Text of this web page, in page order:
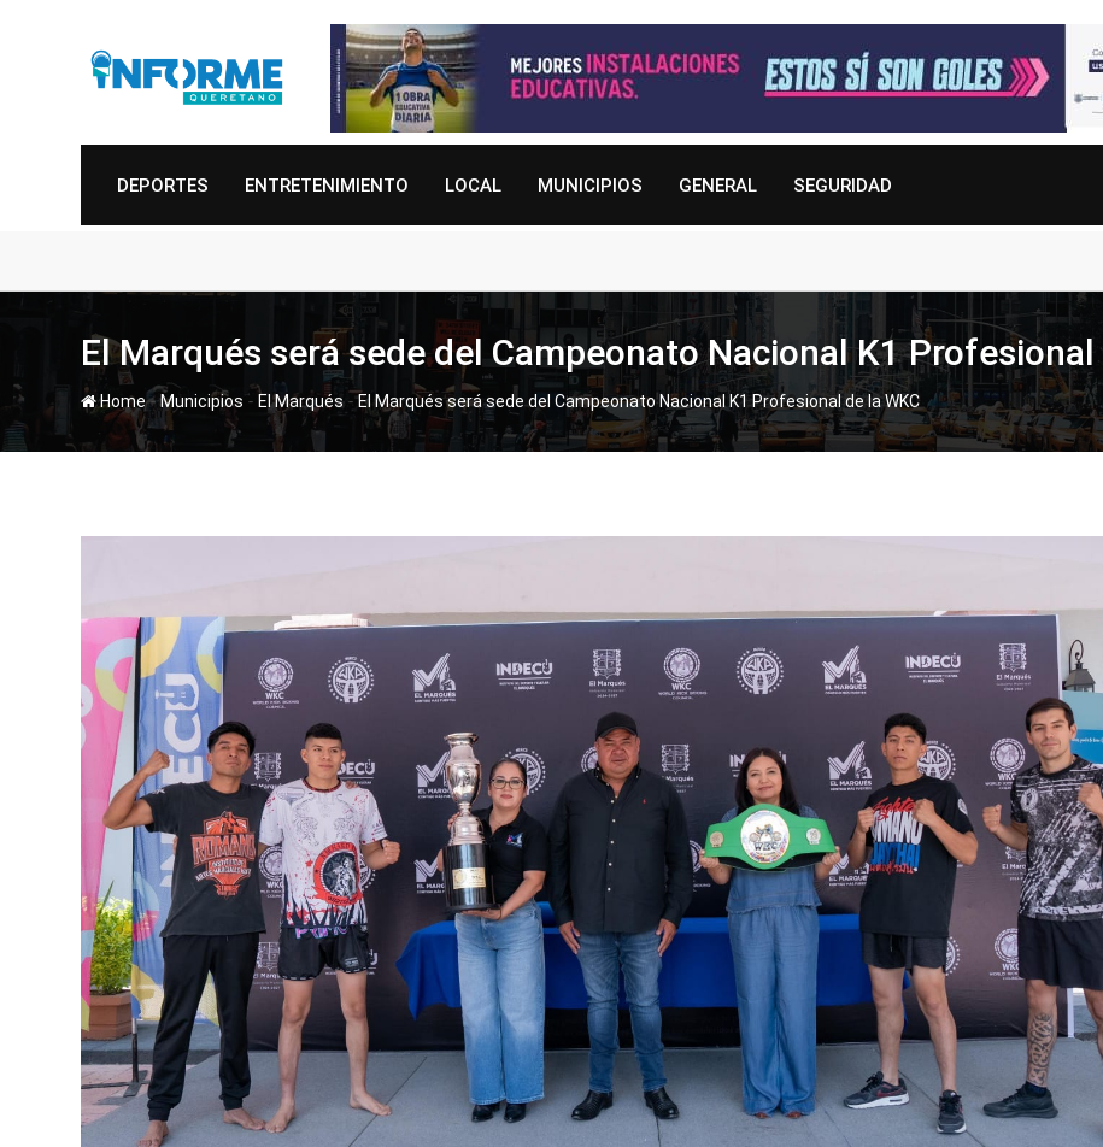
DEPORTES ENTRETENIMIENTO LOCAL MUNICIPIOS GENERAL SEGURIDAD
El Marqués será sede del Campeonato Nacional K1 Profesional
Home- Municipios - El Marqués -El Marqués será sede del Campeonato Nacional K1 Profesional de la WKC